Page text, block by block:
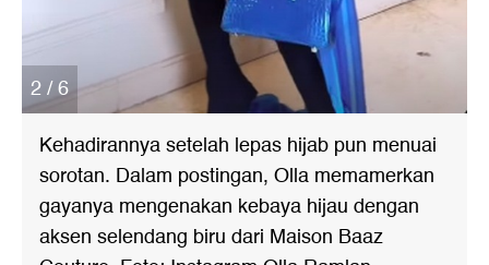
2 / 6
Kehadirannya setelah lepas hijab pun menuai
sorotan. Dalam postingan, Olla memamerkan
gayanya mengenakan kebaya hijau dengan
aksen selendang biru dari Maison Baaz